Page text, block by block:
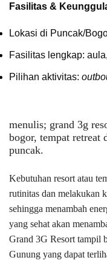
Fasilitas &
Lokasi di Puncak/
Fasilitas lengkap:
Pilihan aktivitas:
menulis; grand 3g
bogor, tempat retreat
puncak.
Kebutuhan resort atau
rutinitas dan melakukan
sehingga menambah
yang sehat akan
Grand 3G Resort tampil
Gunung yang dapat